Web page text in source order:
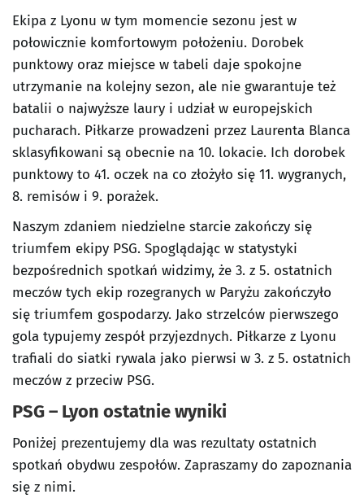
Ekipa z Lyonu w tym momencie sezonu jest w
połowicznie komfortowym położeniu. Dorobek
punktowy oraz miejsce w tabeli daje spokojne
utrzymanie na kolejny sezon, ale nie gwarantuje też
batalii o najwyższe laury i udział w europejskich
pucharach. Piłkarze prowadzeni przez Laurenta Blanca
sklasyfikowani są obecnie na 10. lokacie. Ich dorobek
punktowy to 41. oczek na co złożyło się 11. wygranych,
8. remisów i 9. porażek.
Naszym zdaniem niedzielne starcie zakończy się
triumfem ekipy PSG. Spoglądając w statystyki
bezpośrednich spotkań widzimy, że 3. z 5. ostatnich
meczów tych ekip rozegranych w Paryżu zakończyło
się triumfem gospodarzy. Jako strzelców pierwszego
gola typujemy zespół przyjezdnych. Piłkarze z Lyonu
trafiali do siatki rywala jako pierwsi w 3. z 5. ostatnich
meczów z przeciw PSG.
PSG – Lyon ostatnie wyniki
Poniżej prezentujemy dla was rezultaty ostatnich
spotkań obydwu zespołów. Zapraszamy do zapoznania
się z nimi.